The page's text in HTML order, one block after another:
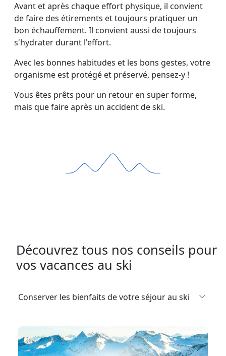
Avant et après chaque effort physique, il convient
de faire des étirements et toujours pratiquer un
bon échauffement. Il convient aussi de toujours
s'hydrater durant l'effort.
Avec les bonnes habitudes et les bons gestes, votre
organisme est protégé et préservé, pensez-y !
Vous êtes prêts pour un retour en super forme,
mais que faire après un accident de ski.
Découvrez tous nos conseils pour
vos vacances au ski
Conserver les bienfaits de votre séjour au ski